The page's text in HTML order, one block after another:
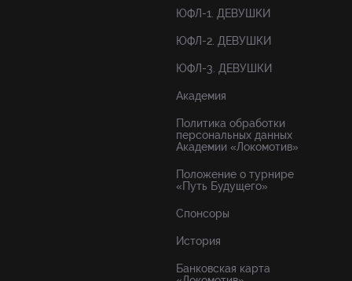
ЮФЛ-1. ДЕВУШКИ
ЮФЛ-2. ДЕВУШКИ
ЮФЛ-3. ДЕВУШКИ
Академия
Политика обработки
персональных данных
Академии «Локомотив»
Положение о турнире
«Путь Будущего»
Спонсоры
История
Банковская карта